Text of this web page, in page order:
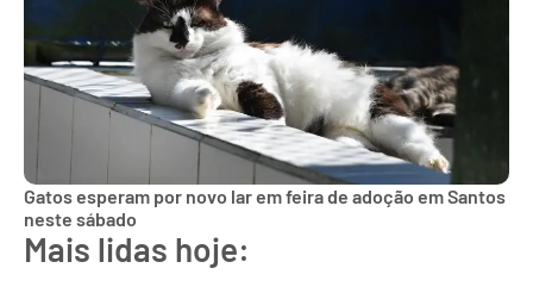
Gatos esperam por novo lar em feira de adoção em Santos
neste sábado
Mais lidas hoje: